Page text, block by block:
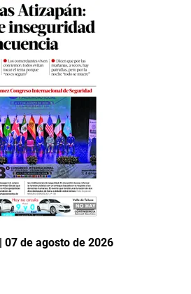
07 de agosto de 2026